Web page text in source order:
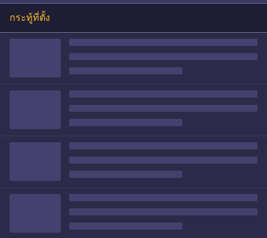
กระทู้ที่ตั้ง